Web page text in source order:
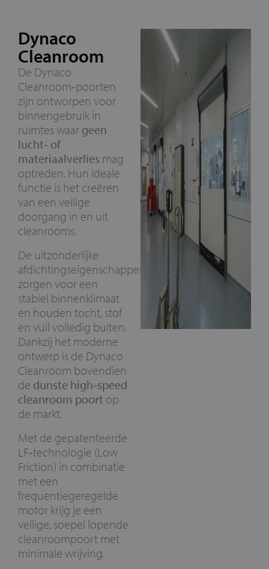
Dynaco
Cleanroom
De Dynaco
Cleanroom‑poorten
zijn ontworpen voor
binnengebruik in
ruimtes waar geen
lucht‑ of
materiaalverlies mag
optreden. Hun ideale
functie is het creëren
van een veilige
doorgang in en uit
cleanrooms.
De uitzonderlijke
afdichtingseigenschappen
zorgen voor een
stabiel binnenklimaat
en houden tocht, stof
en vuil volledig buiten.
Dankzij het moderne
ontwerp is de Dynaco
Cleanroom bovendien
de dunste high‑speed
cleanroom poort op
de markt.
Met de gepatenteerde
LF‑technologie (Low
Friction) in combinatie
met een
frequentiegeregelde
motor krijg je een
veilige, soepel lopende
cleanroompoort met
minimale wrijving.